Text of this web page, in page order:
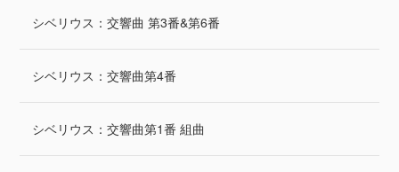
シベリウス：交響曲 第3番&第6番
シベリウス：交響曲第4番
シベリウス：交響曲第1番 組曲